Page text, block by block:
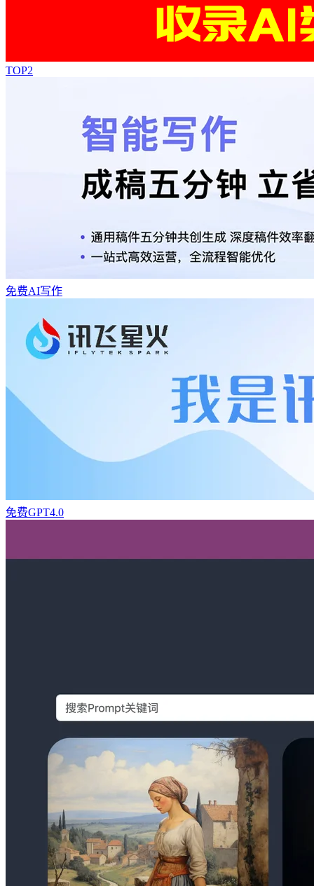
TOP2
免费AI写作
免费GPT4.0